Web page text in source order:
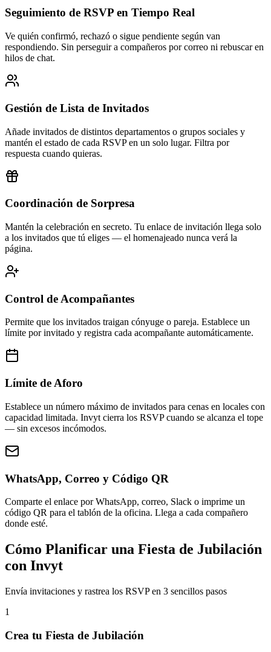
Seguimiento de RSVP en Tiempo Real
Ve quién confirmó, rechazó o sigue pendiente según van
respondiendo. Sin perseguir a compañeros por correo ni rebuscar en
hilos de chat.
Gestión de Lista de Invitados
Añade invitados de distintos departamentos o grupos sociales y
mantén el estado de cada RSVP en un solo lugar. Filtra por
respuesta cuando quieras.
Coordinación de Sorpresa
Mantén la celebración en secreto. Tu enlace de invitación llega solo
a los invitados que tú eliges — el homenajeado nunca verá la
página.
Control de Acompañantes
Permite que los invitados traigan cónyuge o pareja. Establece un
límite por invitado y registra cada acompañante automáticamente.
Límite de Aforo
Establece un número máximo de invitados para cenas en locales con
capacidad limitada. Invyt cierra los RSVP cuando se alcanza el tope
— sin excesos incómodos.
WhatsApp, Correo y Código QR
Comparte el enlace por WhatsApp, correo, Slack o imprime un
código QR para el tablón de la oficina. Llega a cada compañero
donde esté.
Cómo Planificar una Fiesta de Jubilación
con Invyt
Envía invitaciones y rastrea los RSVP en 3 sencillos pasos
1
Crea tu Fiesta de Jubilación